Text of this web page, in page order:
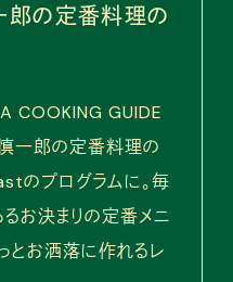
の定番料理の
A COOKING GUIDE
一郎の定番料理の
のプログラムに。毎
お決まりの定番メニ
とお洒落に作れるレ